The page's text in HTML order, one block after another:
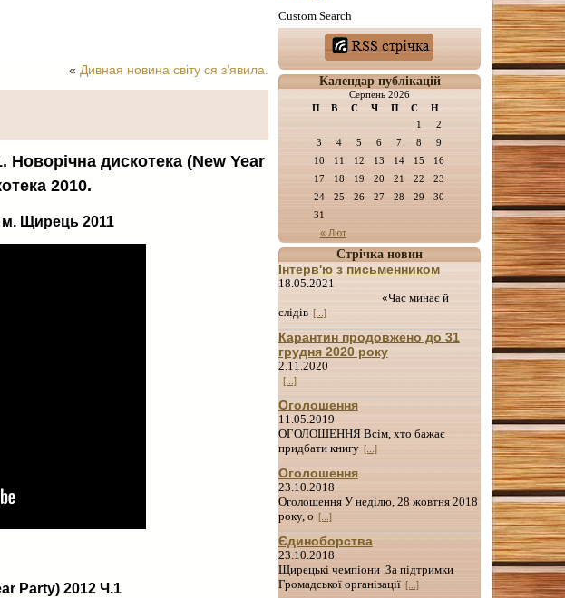
« Дивная новина світу ся з’явила.
дискотека (New Year
2010.
м. Щирець 2011
Party) 2012 Ч.1
Custom Search
Календар публікацій
Серпень 2026
П
В С Ч П С Н
« Лют
1
2
3
4 5 6 7 8
9
10
11 12 13 14 15
16
17
18 19 20 21 22
23
24
25 26 27 28 29
30
31
Стрічка новин
Інтерв'ю з письменником
18.05.2021
«Час минає й
слідів [...]
Карантин продовжено до 31
грудня 2020 року
2.11.2020
[...]
Оголошення
11.05.2019
ОГОЛОШЕННЯ Всім, хто бажає
придбати книгу [...]
Оголошення
23.10.2018
Оголошення У неділю, 28 жовтня 2018
року, о [...]
Єдиноборства
23.10.2018
Щирецькі чемпіони За підтримки
Громадської організації [...]